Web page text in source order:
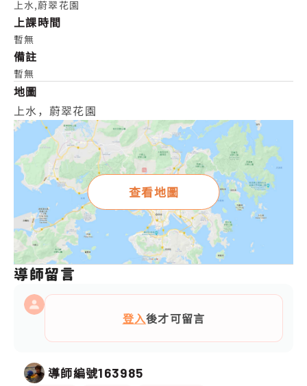
上水,蔚翠花園
上課時間
暫無
備註
暫無
地圖
上水，蔚翠花園
查看地圖
導師留言
登入後才可留言
導師編號163985